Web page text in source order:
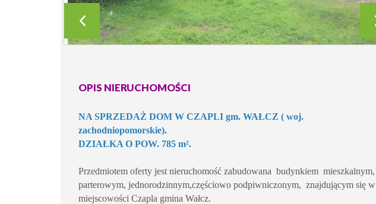
OPIS NIERUCHOMOŚCI
NA SPRZEDAŻ DOM W CZAPLI gm. WAŁCZ ( woj.
zachodniopomorskie).
DZIAŁKA O POW. 785 m².
Przedmiotem oferty jest nieruchomość zabudowana budynkiem mieszkalnym,
parterowym, jednorodzinnym,częściowo podpiwniczonym, znajdującym się w
miejscowości Czapla gmina Wałcz.